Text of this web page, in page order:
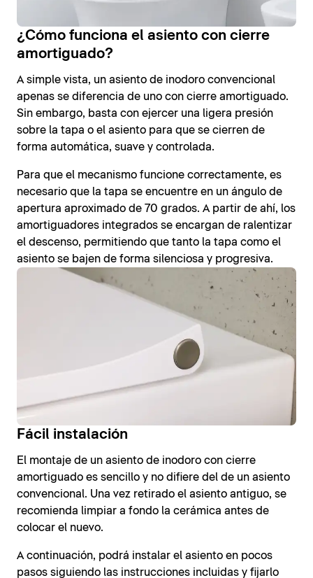
¿Cómo funciona el asiento con cierre
amortiguado?
A simple vista, un asiento de inodoro convencional
apenas se diferencia de uno con cierre amortiguado.
Sin embargo, basta con ejercer una ligera presión
sobre la tapa o el asiento para que se cierren de
forma automática, suave y controlada.
Para que el mecanismo funcione correctamente, es
necesario que la tapa se encuentre en un ángulo de
apertura aproximado de 70 grados. A partir de ahí, los
amortiguadores integrados se encargan de ralentizar
el descenso, permitiendo que tanto la tapa como el
asiento se bajen de forma silenciosa y progresiva.
Fácil instalación
El montaje de un asiento de inodoro con cierre
amortiguado es sencillo y no difiere del de un asiento
convencional. Una vez retirado el asiento antiguo, se
recomienda limpiar a fondo la cerámica antes de
colocar el nuevo.
A continuación, podrá instalar el asiento en pocos
pasos siguiendo las instrucciones incluidas y fijarlo